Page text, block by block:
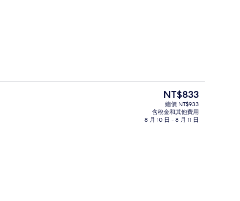
早餐，供應午餐和晚餐
目
前
的
價
NT$833
總價 NT$933
含稅金和其他費用
8 月 10 日 - 8 月 11 日